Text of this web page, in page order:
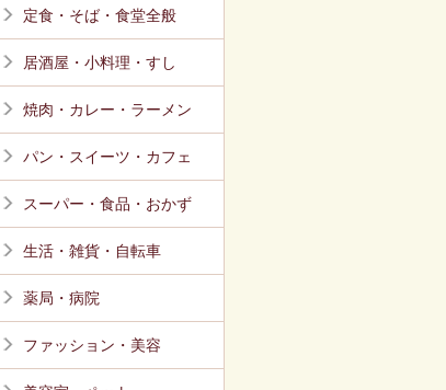
定食・そば・食堂全般
居酒屋・小料理・すし
焼肉・カレー・ラーメン
パン・スイーツ・カフェ
スーパー・食品・おかず
生活・雑貨・自転車
薬局・病院
ファッション・美容